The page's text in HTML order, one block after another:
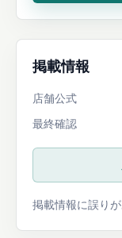
掲載情報
店舗公式
最終確認
掲載情報に誤り